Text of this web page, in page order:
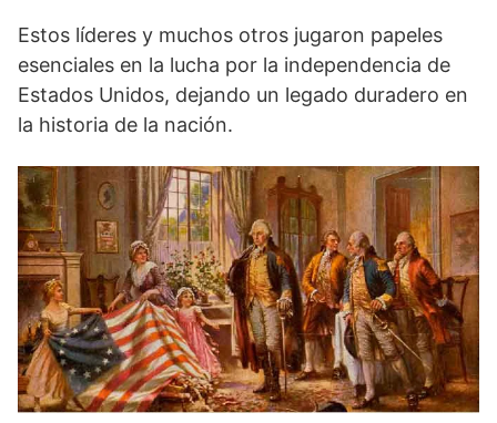
Estos líderes y muchos otros jugaron papeles
esenciales en la lucha por la independencia de
Estados Unidos, dejando un legado duradero en
la historia de la nación.